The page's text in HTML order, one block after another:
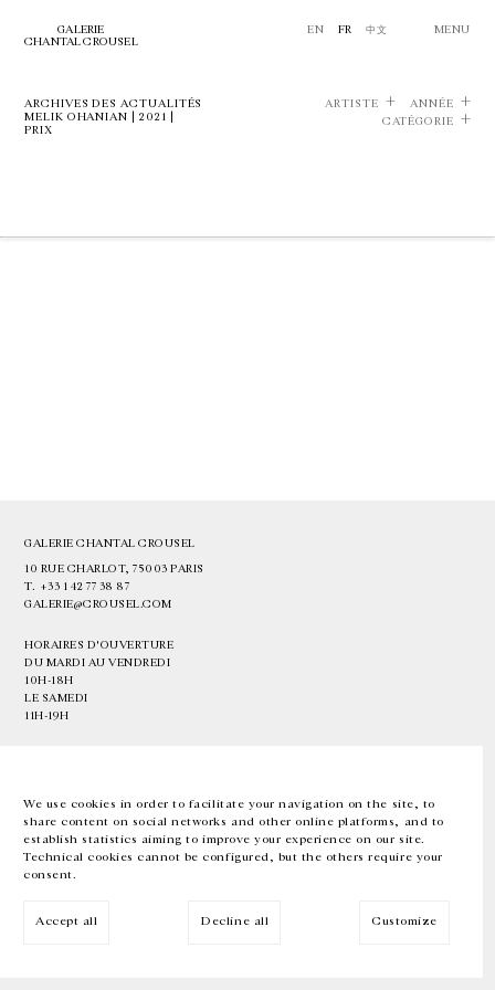
We use cookies in order to facilitate your navigation on the site, to
share content on social networks and other online platforms, and to
establish statistics aiming to improve your experience on our site.
Technical cookies cannot be configured, but the others require your
consent.
Accept all Decline all Customize
GALERIE
CHANTAL CROUSEL
EN FR 中文 MENU
ARCHIVES DES ACTUALITÉS
MELIK OHANIAN | 2021 |
PRIX
ARTISTE
ANNÉE
CATÉGORIE
GALERIE CHANTAL CROUSEL
10 RUE CHARLOT, 75003 PARIS
T. +33 1 42 77 38 87
GALERIE@CROUSEL.COM
HORAIRES D'OUVERTURE
DU MARDI AU VENDREDI
10H-18H
LE SAMEDI
11H-19H
EN FR 中文 Facebook Instagram
Inscrivez-vous à notre newsletter